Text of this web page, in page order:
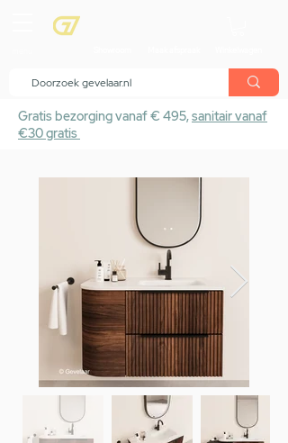
Gratis bezorging vanaf € 495,sanitair vanaf
€30 gratis